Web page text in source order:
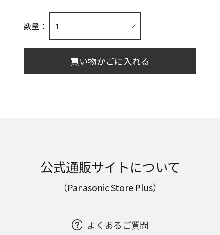
数量：
買い物かごに入れる
公式通販サイトについて
（Panasonic Store Plus）
よくあるご質問